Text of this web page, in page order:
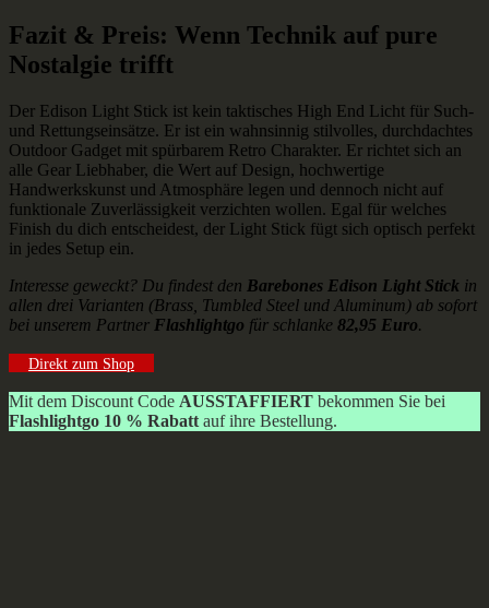
Fazit & Preis: Wenn Technik auf pure
Nostalgie trifft
Der Edison Light Stick ist kein taktisches High End Licht für Such-
und Rettungseinsätze. Er ist ein wahnsinnig stilvolles, durchdachtes
Outdoor Gadget mit spürbarem Retro Charakter. Er richtet sich an
alle Gear Liebhaber, die Wert auf Design, hochwertige
Handwerkskunst und Atmosphäre legen und dennoch nicht auf
funktionale Zuverlässigkeit verzichten wollen. Egal für welches
Finish du dich entscheidest, der Light Stick fügt sich optisch perfekt
in jedes Setup ein.
Interesse geweckt? Du findest den Barebones Edison Light Stick in
allen drei Varianten (Brass, Tumbled Steel und Aluminum) ab sofort
bei unserem Partner Flashlightgo für schlanke 82,95 Euro.
Direkt zum Shop
Mit dem Discount Code AUSSTAFFIERT bekommen Sie bei
Flashlightgo 10 % Rabatt auf ihre Bestellung.